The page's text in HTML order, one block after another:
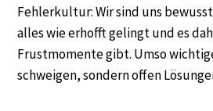
Fehlerkultur: Wir sind uns
alles wie erhofft gelingt und es
Frustmomente gibt. Umso
schweigen, sondern offen